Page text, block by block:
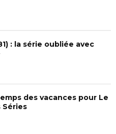
C
: la série oubliée avec
des vacances pour Le
Séries